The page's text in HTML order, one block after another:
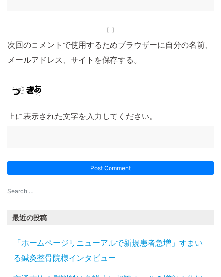
次回のコメントで使用するためブラウザーに自分の名前、
メールアドレス、サイトを保存する。
上に表示された文字を入力してください。
最近の投稿
「ホームページリニューアルで新規患者急増」すまい
る鍼灸整骨院様インタビュー